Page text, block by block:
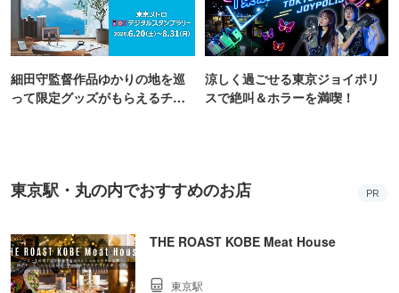
細田守監督作品ゆかりの地を巡
って限定グッズがもらえるチャ
涼しく過ごせる東京ジョイポリ
スで絶叫＆ホラーを満喫！
東京駅・丸の内でおすすめのお店 PR
THE ROAST KOBE Meat House
東京駅